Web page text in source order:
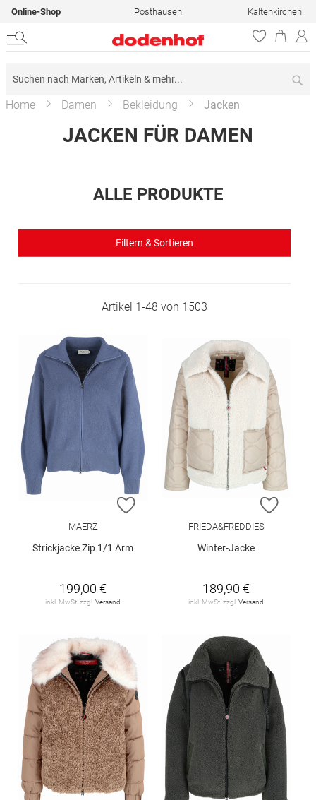
Online-Shop Posthausen Kaltenkirchen
Home Damen Bekleidung Jacken
JACKEN FÜR DAMEN
ALLE PRODUKTE
Filtern & Sortieren
Artikel 1-48 von 1503
ZUR WUNSCHLISTE HINZUFÜGEN
MAERZ
Strickjacke Zip 1/1 Arm
199,00 €
inkl. MwSt. zzgl. Versand
ZUR
FRIEDA&FREDDIES
Winter-Jacke
189,90 €
inkl. MwSt. zzgl. Versand